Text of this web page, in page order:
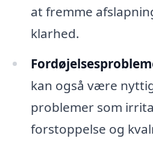
at fremme
klarhed.
kan også være
problemer som
forstoppelse og